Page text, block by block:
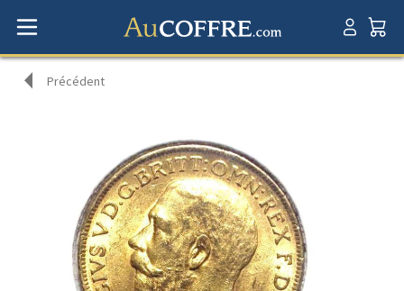
Précédent